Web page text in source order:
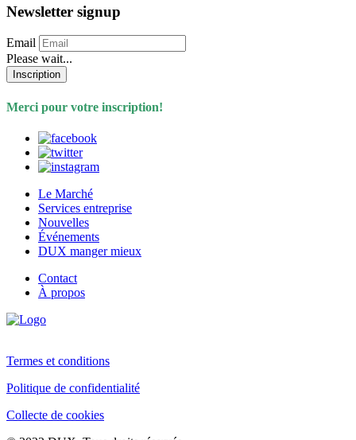
Newsletter signup
Email
Please wait...
Inscription
Merci pour votre inscription!
Le Marché
Services entreprise
Nouvelles
Événements
DUX manger mieux
Contact
À propos
Termes et conditions
Politique de confidentialité
Collecte de cookies